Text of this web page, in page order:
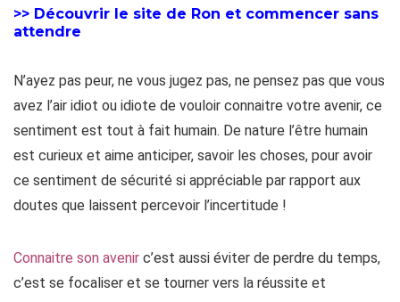
>> Découvrir le site de Ron et commencer sans
attendre
N’ayez pas peur, ne vous jugez pas, ne pensez pas que vous
avez l’air idiot ou idiote de vouloir connaitre votre avenir, ce
sentiment est tout à fait humain. De nature l’être humain
est curieux et aime anticiper, savoir les choses, pour avoir
ce sentiment de sécurité si appréciable par rapport aux
doutes que laissent percevoir l’incertitude !
Connaitre son avenir c’est aussi éviter de perdre du temps,
c’est se focaliser et se tourner vers la réussite et